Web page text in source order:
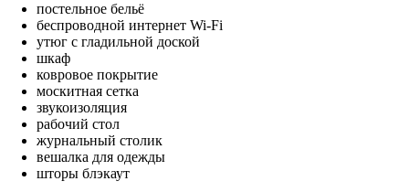
постельное бельё
беспроводной интернет Wi-Fi
утюг с гладильной доской
шкаф
ковровое покрытие
москитная сетка
звукоизоляция
рабочий стол
журнальный столик
вешалка для одежды
шторы блэкаут